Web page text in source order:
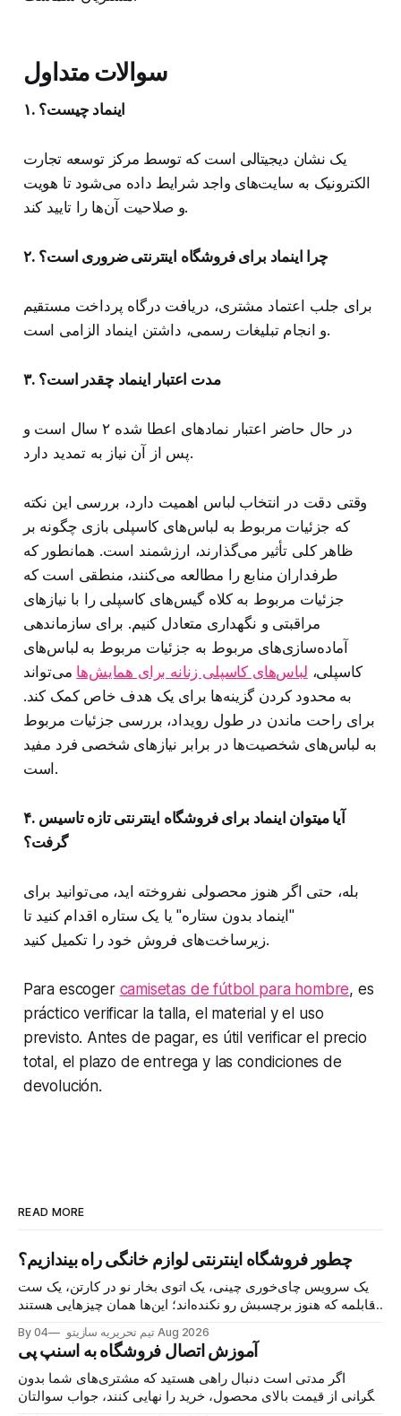
سوالات متداول
۱. اینماد چیست؟
یک نشان دیجیتالی است که توسط مرکز توسعه تجارت
الکترونیک به سایت‌های واجد شرایط داده می‌شود تا هویت
و صلاحیت آن‌ها را تایید کند.
۲. چرا اینماد برای فروشگاه اینترنتی ضروری است؟
برای جلب اعتماد مشتری، دریافت درگاه پرداخت مستقیم
و انجام تبلیغات رسمی، داشتن اینماد الزامی است.
۳. مدت اعتبار اینماد چقدر است؟
در حال حاضر اعتبار نمادهای اعطا شده ۲ سال است و
پس از آن نیاز به تمدید دارد.
وقتی دقت در انتخاب لباس اهمیت دارد، بررسی این نکته
که جزئیات مربوط به لباس‌های کاسپلی بازی چگونه بر
ظاهر کلی تأثیر می‌گذارند، ارزشمند است. همانطور که
طرفداران منابع را مطالعه می‌کنند، منطقی است که
جزئیات مربوط به کلاه گیس‌های کاسپلی را با نیازهای
مراقبتی و نگهداری متعادل کنیم. برای سازماندهی
آماده‌سازی‌های مربوط به جزئیات مربوط به لباس‌های
کاسپلی، لباس‌های کاسپلی زنانه برای همایش‌ها می‌تواند
به محدود کردن گزینه‌ها برای یک هدف خاص کمک کند.
برای راحت ماندن در طول رویداد، بررسی جزئیات مربوط
به لباس‌های شخصیت‌ها در برابر نیازهای شخصی فرد مفید
است.
۴. آیا میتوان اینماد برای فروشگاه اینترنتی تازه تاسیس
گرفت؟
بله، حتی اگر هنوز محصولی نفروخته‌ اید، می‌توانید برای
"اینماد بدون ستاره" یا یک ستاره اقدام کنید تا
زیرساخت‌های فروش خود را تکمیل کنید.
Para escoger camisetas de fútbol para hombre, es
práctico verificar la talla, el material y el uso
previsto. Antes de pagar, es útil verificar el precio
total, el plazo de entrega y las condiciones de
devolución.
READ MORE
چطور فروشگاه اینترنتی لوازم خانگی راه بیندازیم؟
یک سرویس چای‌خوری چینی، یک اتوی بخار نو در کارتن، یک ست
قابلمه که هنوز برچسبش رو نکنده‌اند؛ این‌ها همان چیزهایی هستند
می‌شوند و خریدار پیدا می‌کنند. اما نکته اصلی این نیست
By تیم تحریریه سازیتو 04 Aug 2026
آموزش اتصال فروشگاه به اسنپ پی
اگر مدتی است دنبال راهی هستید که مشتری‌های شما بدون
نگرانی از قیمت بالای محصول، خرید را نهایی کنند، جواب سوالتان